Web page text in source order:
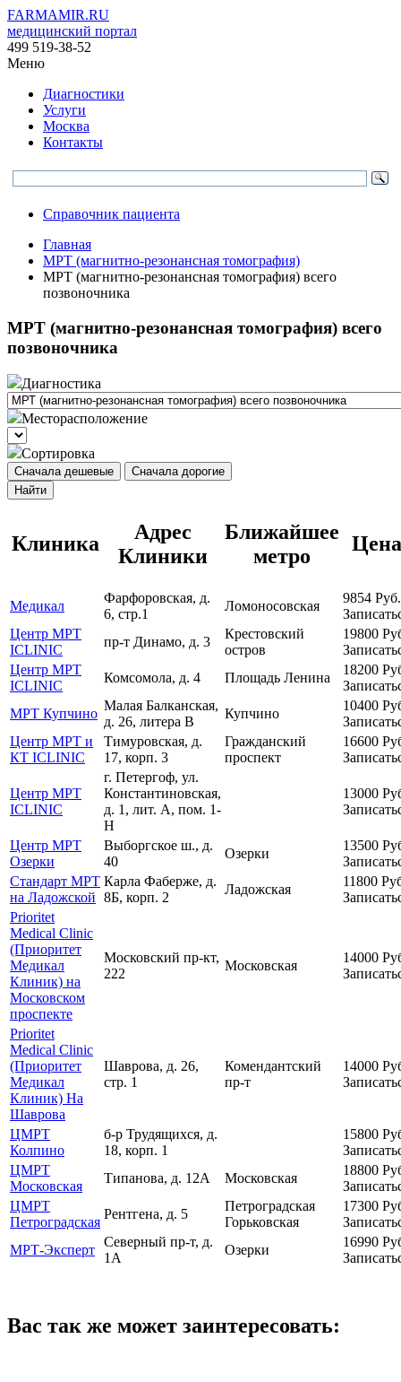
FARMAMIR.RU
медицинский портал
499 519-38-52
Меню
Диагностики
Услуги
Москва
Контакты
Справочник пациента
Главная
МРТ (магнитно-резонансная томография)
МРТ (магнитно-резонансная томография) всего
позвоночника
МРТ (магнитно-резонансная томография) всего
позвоночника
Диагностика
Месторасположение
Сортировка
Сначала дешевые
Сначала дорогие
Найти
Клиника
Адрес
Клиники
Ближайшее
метро
Цена
Медикал
Фарфоровская, д.
6, стр.1
Ломоносовская
9854 Руб.
Центр МРТ
ICLINIC
пр-т Динамо, д. 3
Крестовский
остров
19800
Центр МРТ
ICLINIC
Комсомола, д. 4 Площадь Ленина
18200
МРТ Купчино
Малая Балканская,
д. 26, литера В
Купчино
10400
Центр МРТ и
КТ ICLINIC
Тимуровская, д.
17, корп. 3
Гражданский
проспект
16600
Центр МРТ
ICLINIC
г. Петергоф, ул.
Константиновская,
д. 1, лит. А, пом. 1-
Н
13000
Центр МРТ
Озерки
Выборгское ш., д.
40
Озерки
13500
Стандарт МРТ
на Ладожской
Карла Фаберже, д.
8Б, корп. 2
Ладожская
11800
Prioritet
Medical Clinic
(Приоритет
Медикал
Клиник) на
Московском
проспекте
Московский пр-кт,
222
Московская
14000
Prioritet
Medical Clinic
(Приоритет
Медикал
Клиник) На
Шаврова
Шаврова, д. 26,
стр. 1
Комендантский
пр-т
14000
ЦМРТ
Колпино
б-р Трудящихся, д.
18, корп. 1
15800
ЦМРТ
Московская
Типанова, д. 12А Московская
18800
ЦМРТ
Петроградская
Рентгена, д. 5
Петроградская
Горьковская
17300
МРТ-Эксперт
Северный пр-т, д.
1А
Озерки
16990
Вас так же может заинтересовать: